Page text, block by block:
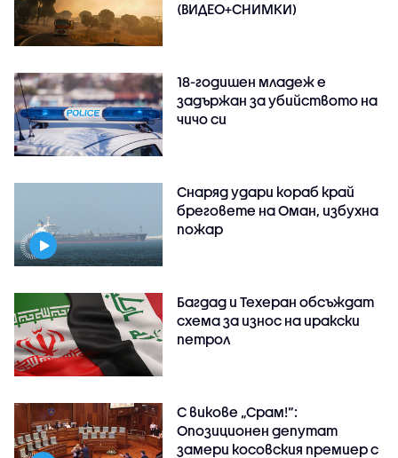
(ВИДЕО+СНИМКИ)
18-годишен младеж е
задържан за убийството на
чичо си
Снаряд удари кораб край
бреговете на Оман, избухна
пожар
Багдад и Техеран обсъждат
схема за износ на иракски
петрол
С викове „Срам!“:
Опозиционен депутат
замери косовския премиер с